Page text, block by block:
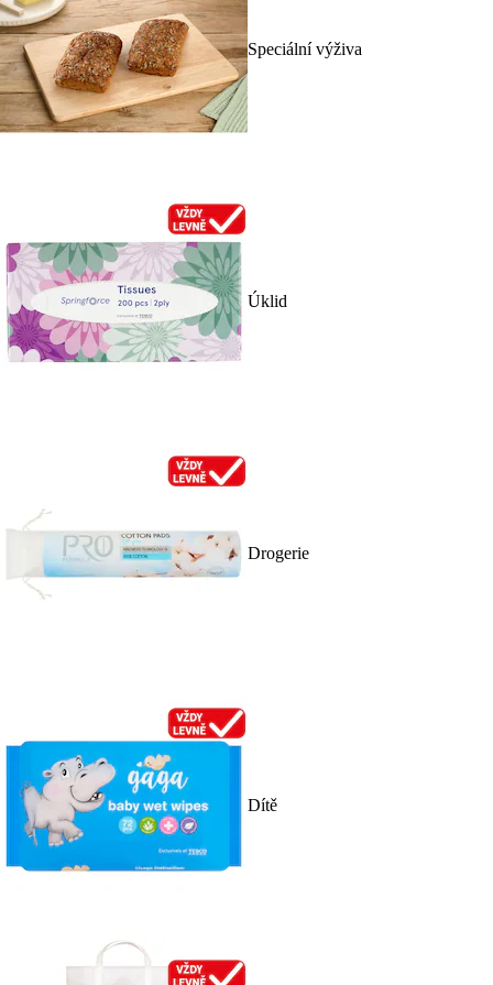
Speciální výživa
Úklid
Drogerie
Dítě